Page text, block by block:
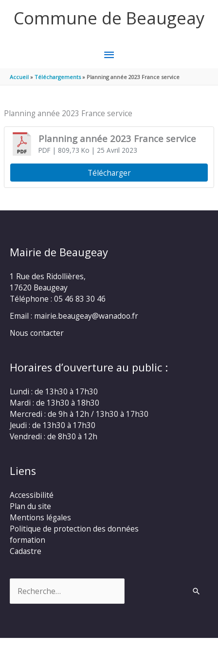
Commune de Beaugeay
MENU
PRINCIPAL
Accueil Téléchargements Planning année 2023 France service
Planning année 2023 France service
Planning année 2023 France service
PDF| 809,73 Ko | 25 Avril 2023
Télécharger
Mairie de Beaugeay
1 Rue des Ridollières,
17620 Beaugeay
Téléphone : 05 46 83 30 46
Email : mairie.beaugeay@wanadoo.fr
Nous contacter
Horaires d’ouverture au public :
Lundi : de 13h30 à 17h30
Mardi : de 13h30 à 18h30
Mercredi : de 9h à 12h / 13h30 à 17h30
Jeudi : de 13h30 à 17h30
Vendredi : de 8h30 à 12h
Liens
Accessibilité
Plan du site
Mentions légales
Politique de protection des données
formation
Cadastre